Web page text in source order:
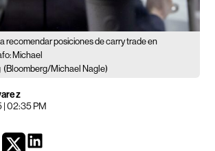
recomendar posiciones de carry trade en
Michael
(Bloomberg/Michael Nagle)
02:35 PM